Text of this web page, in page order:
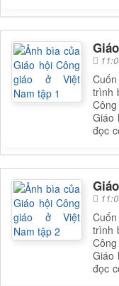
toàn
nắm
cuốn
trình
Giáo
đọc
bạn
trình
Giáo
đọc